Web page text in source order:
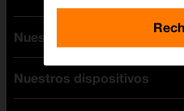
Nuestras tarifas
Tarifas Orange
Tarifas fibra y móvil
Nuestros dispositivos